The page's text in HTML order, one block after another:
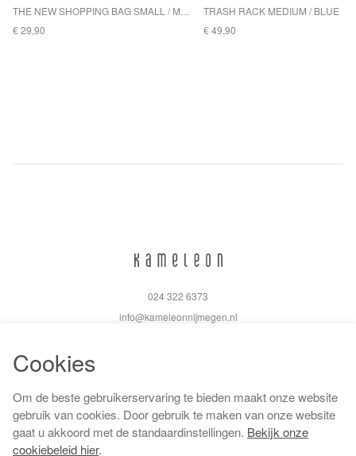
€ 29,90
TRASH RACK MEDIUM / BLUE
€ 49,90
024 322 6373
info@kameleonnijmegen.nl
Algemene voorwaarden
Privacy policy
Cookiebeleid
Cookies
Om de beste gebruikerservaring te bieden maakt onze website
gebruik van cookies. Door gebruik te maken van onze website
gaat u akkoord met de standaardinstellingen. Bekijk onze
cookiebeleid hier.